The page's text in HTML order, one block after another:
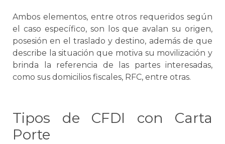
Ambos elementos, entre otros requeridos según
el caso específico, son los que avalan su origen,
posesión en el traslado y destino, además de que
describe la situación que motiva su movilización y
brinda la referencia de las partes interesadas,
como sus domicilios fiscales, RFC, entre otras.
Tipos de CFDI con Carta
Porte